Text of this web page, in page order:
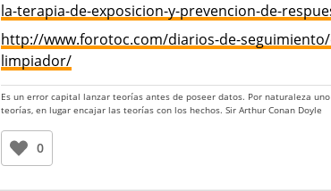
la-terapia-de-exposicion-y-prevencion-de-
http://www.forotoc.com/diarios-de-
limpiador/
Es un error capital lanzar teorías antes de poseer datos. Por naturaleza
teorías, en lugar encajar las teorías con los hechos. Sir Arthur Conan Doyle
0